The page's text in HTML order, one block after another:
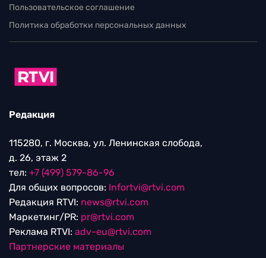
Пользовательское соглашение
Политика обработки персональных данных
Редакция
115280, г. Москва, ул. Ленинская слобода,
д. 26, этаж 2
тел: +7 (499) 579-86-96
Для общих вопросов: Infortvi@rtvi.com
Редакция RTVI: news@rtvi.com
Маркетинг/PR: pr@rtvi.com
Реклама RTVI: adv-eu@rtvi.com
Партнерские материалы